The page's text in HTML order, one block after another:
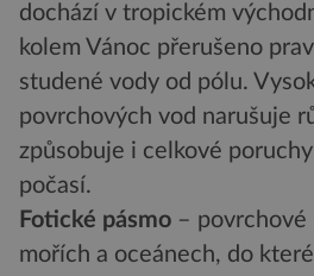
dochází v tropickém
kolem Vánoc přerušeno
studené vody od pólu.
povrchových vod narušuje
způsobuje i celkové
počasí.
Fotické pásmo – povrchové
mořích a oceánech, do